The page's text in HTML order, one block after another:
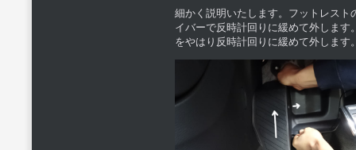
細かく説明いたします。フットレス
イバーで反時計回りに緩めて外しま
をやはり反時計回りに緩めて外しま